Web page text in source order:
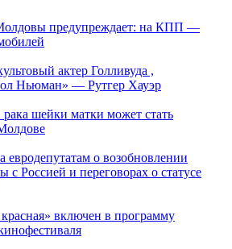
предупреждает: на КПП —
актер Голливуда ,
Ньюман» — Рутгер Хауэр
шейки матки может стать
евродепутатам о возобновлении
с Россией и переговорах о статусе
включен в программу